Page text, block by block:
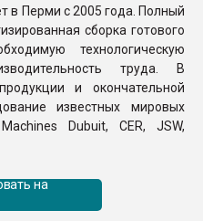
в Перми с 2005 года. Полный
сборка готового
технологическую
труда. В
и окончательной
известных мировых
Dubuit, СER, JSW,
на